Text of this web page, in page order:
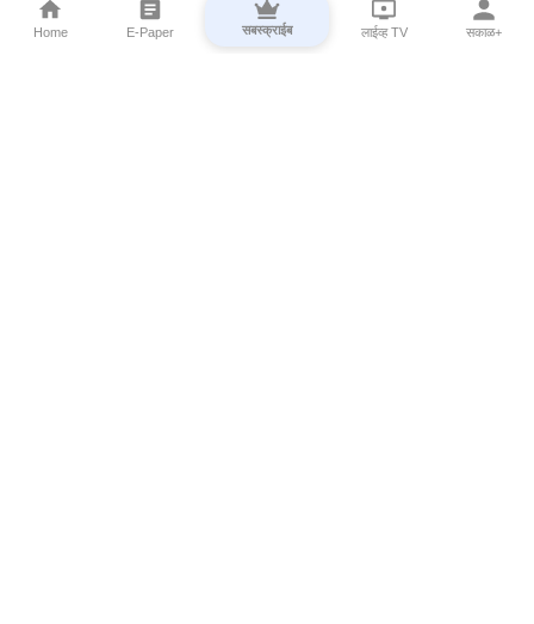
Home E-Paper सबस्क्राईब लाईव्ह TV सकाळ+